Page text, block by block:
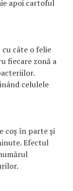
apoi cartoful
câte o felie
fiecare zonă a
celulele
coș în parte și
Efectul